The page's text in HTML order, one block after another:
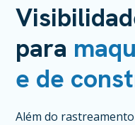
para
e de
Além do